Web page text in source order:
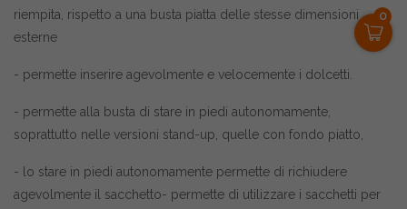
0
riempita, rispetto a una busta piatta delle stesse dimensioni
esterne
- permette inserire agevolmente e velocemente i dolcetti.
- permette alla busta di stare in piedi autonomamente,
soprattutto nelle versioni stand-up, quelle con fondo piatto,
- lo stare in piedi autonomamente permette di richiudere
agevolmente il sacchetto- permette di utilizzare i sacchetti per